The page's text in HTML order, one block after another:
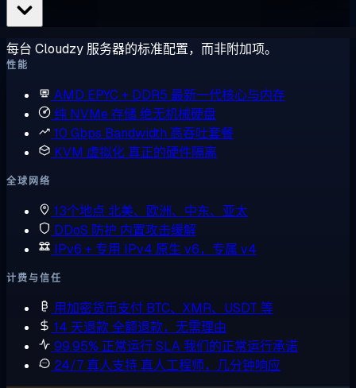
每台 Cloudzy 服务器的标准配置，而非附加项。
性能
AMD EPYC + DDR5 最新一代核心与内存
纯 NVMe 存储绝无机械硬盘
10 Gbps Bandwidth 高吞吐套餐
KVM 虚拟化 真正的硬件隔离
全球网络
13个地点 北美、欧洲、中东、亚太
DDoS 防护 内置攻击缓解
IPv6 + 专用 IPv4 原生 v6，专属 v4
计费与信任
用加密货币支付 BTC、XMR、USDT 等
14 天退款全额退款，无需理由
99.95% 正常运行 SLA我们的正常运行承诺
24/7 真人支持 真人工程师，几分钟响应